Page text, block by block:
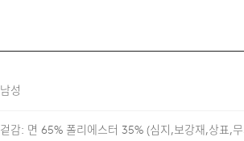
TUMBLE DRY FINISH
남성
겉감: 면 65% 폴리에스터 35% (심지,보강재,상표,